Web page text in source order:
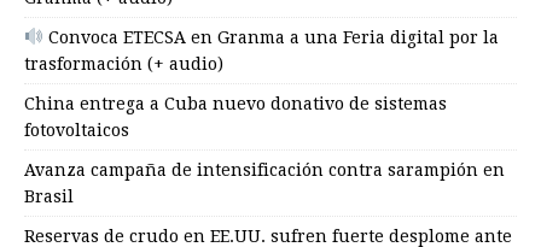
Convoca ETECSA en Granma a una Feria digital por la
trasformación (+ audio)
China entrega a Cuba nuevo donativo de sistemas
fotovoltaicos
Avanza campaña de intensificación contra sarampión en
Brasil
Reservas de crudo en EE.UU. sufren fuerte desplome ante